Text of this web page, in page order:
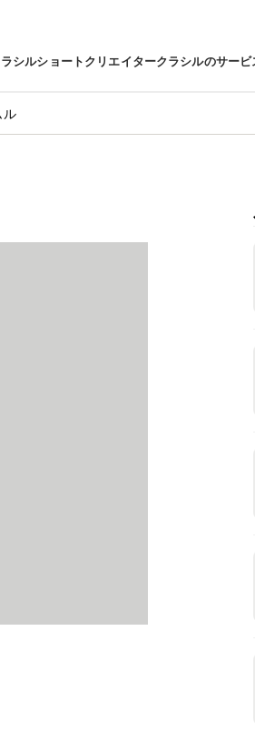
シルショートクリエイタークラシルのサービ
ル